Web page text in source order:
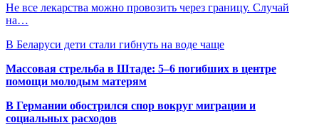
Не все лекарства можно провозить через границу. Случай
на…
В Беларуси дети стали гибнуть на воде чаще
Массовая стрельба в Штаде: 5–6 погибших в центре
помощи молодым матерям
В Германии обострился спор вокруг миграции и
социальных расходов